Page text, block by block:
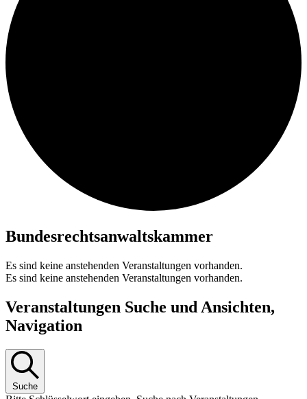
Bundesrechtsanwaltskammer
Es sind keine anstehenden Veranstaltungen vorhanden.
Es sind keine anstehenden Veranstaltungen vorhanden.
Veranstaltungen Suche und Ansichten,
Navigation
Suche